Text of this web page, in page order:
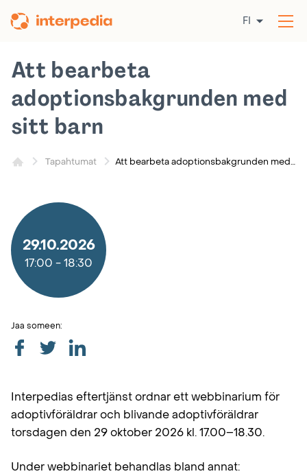
sisältöön
FI
Tapahtumat Att bearbeta adoptionsbakgrunden med sitt barn
Att bearbeta
adoptionsbakgrunden med
sitt barn
29.10.2026
17:00 -18:30
Jaa someen:
Interpedias eftertjänst ordnar ett webbinarium för
adoptivföräldrar och blivande adoptivföräldrar
torsdagen den 29 oktober 2026 kl. 17.00–18.30.
Under webbinariet behandlas bland annat: